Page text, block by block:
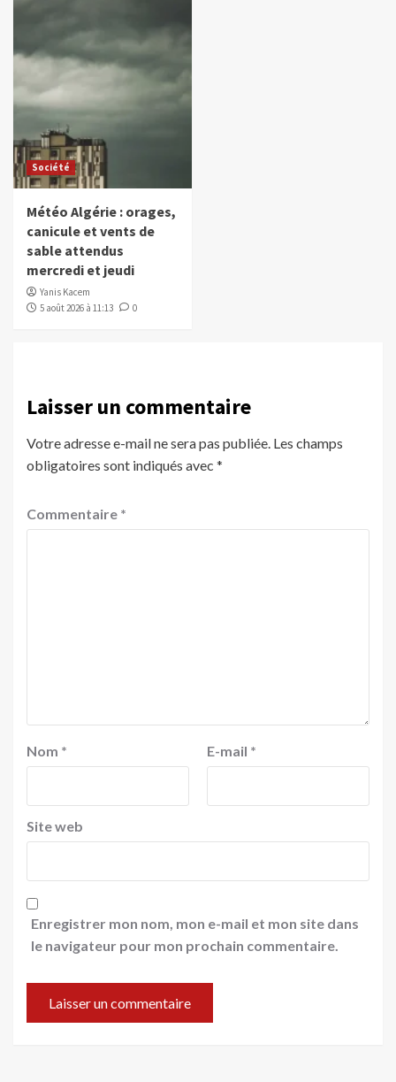
Société
Météo Algérie : orages,
canicule et vents de
sable attendus
mercredi et jeudi
Yanis Kacem
5 août 2026 à 11:13
0
Laisser un commentaire
Votre adresse e-mail ne sera pas publiée. Les champs
obligatoires sont indiqués avec *
Commentaire *
Nom * E-mail *
Site web
Enregistrer mon nom, mon e-mail et mon site dans
le navigateur pour mon prochain commentaire.